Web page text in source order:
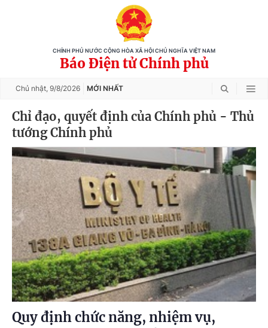
CHÍNH PHỦ NƯỚC CỘNG HÒA XÃ HỘI CHỦ NGHĨA VIỆT NAM
Báo Điện tử Chính phủ
Chủ nhật, 9/8/2026 MỚI NHẤT
Chỉ đạo, quyết định của Chính phủ - Thủ
tướng Chính phủ
Quy định chức năng, nhiệm vụ,